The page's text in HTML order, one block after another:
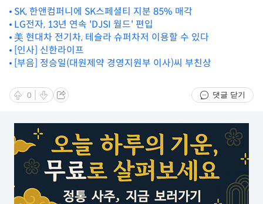
SK, 한앤컴퍼니에 SK스페셜티 지분 85% 매각
LG전자, 13년 연속 'DJSI 월드' 편입
美 현대차 전기차, 테슬라 슈퍼차저 이용할 수 있다
[인사] 신한라이프
[부음] 정승일(대원제약 경영지원부 이사)씨 부친상
0 댓글 닫기